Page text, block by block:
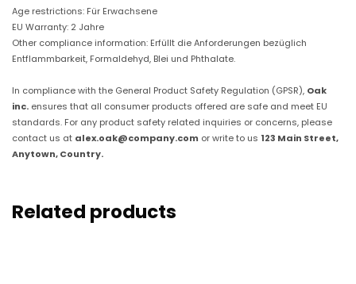
b
i
s
Age restrictions: Für Erwachsene
EU Warranty: 2 Jahre
Other compliance information: Erfüllt die Anforderungen bezüglich
Entflammbarkeit, Formaldehyd, Blei und Phthalate.
In compliance with the General Product Safety Regulation (GPSR), Oak
inc. ensures that all consumer products offered are safe and meet EU
standards. For any product safety related inquiries or concerns, please
contact us at alex.oak@company.com or write to us 123 Main Street,
Anytown, Country.
Related products